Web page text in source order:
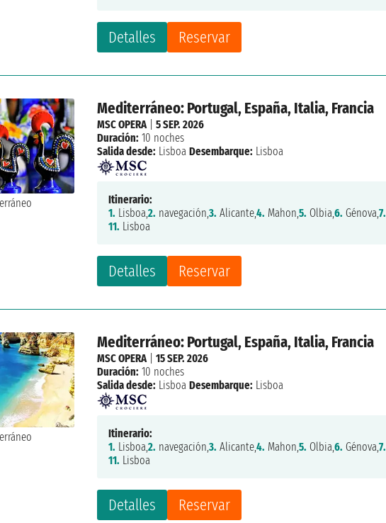
Detalles Reservar
Mediterráneo: Portugal, España, Italia, Francia
Detalles Reservar
MSC OPERA |5 SEP. 2026
Duración: 10 noches
Salida desde: Lisboa Desembarque: Lisboa
Itinerario:
1. Lisboa,2. navegación,3. Alicante,4. Mahon,5. Olbia,6. Génova,7.
11. Lisboa
Mediterráneo: Portugal, España, Italia, Francia
Detalles Reservar
MSC OPERA |15 SEP. 2026
Duración: 10 noches
Salida desde: Lisboa Desembarque: Lisboa
Itinerario:
1. Lisboa,2. navegación,3. Alicante,4. Mahon,5. Olbia,6. Génova,7.
11. Lisboa